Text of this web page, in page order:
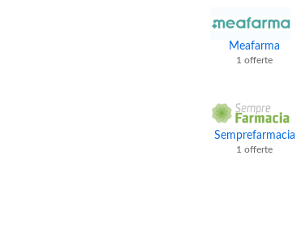
Meafarma
1 offerte
Semprefarmacia
1 offerte